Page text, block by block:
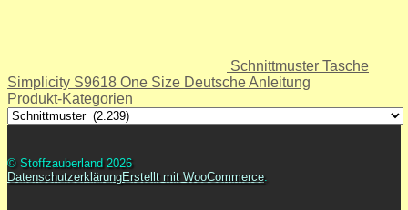
Schnittmuster Tasche
Simplicity S9618 One Size Deutsche Anleitung
Produkt-Kategorien
© Stoffzauberland 2026
DatenschutzerklärungErstellt mit WooCommerce.